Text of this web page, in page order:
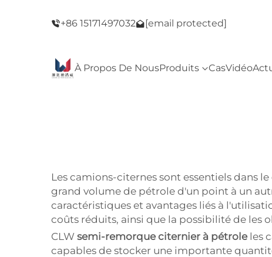
+86 15171497032 [email protected]
Friday !
À Propos De NousProduits CasVidéo
Les camions-citernes sont essentiels dans
grand volume de pétrole d'un point à un
caractéristiques et avantages liés à
coûts réduits, ainsi que la possibilité de les
CLW semi-remorque citernier à pétrole les
capables de stocker une importante